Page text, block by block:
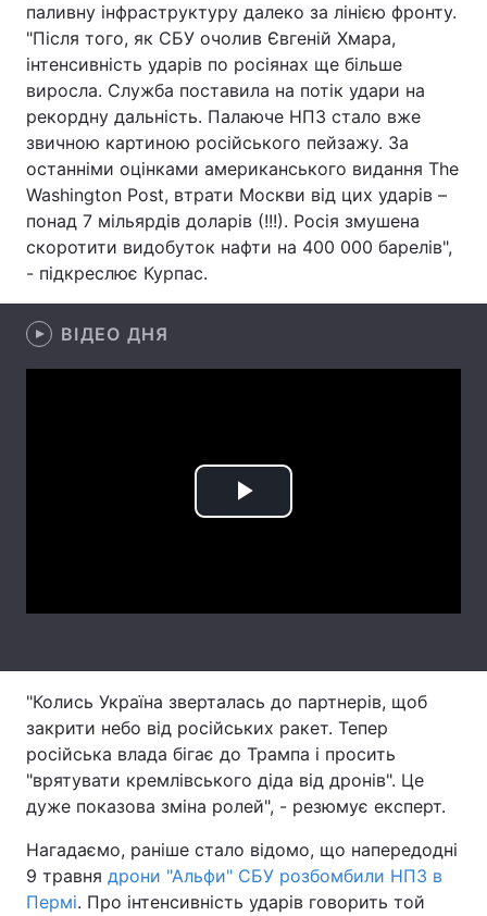
Контакти
Тема оформлення
паливну інфраструктуру далеко за лінією фронту.
"Після того, як СБУ очолив Євгеній Хмара,
інтенсивність ударів по росіянах ще більше
виросла. Служба поставила на потік удари на
рекордну дальність. Палаюче НПЗ стало вже
звичною картиною російського пейзажу. За
останніми оцінками американського видання The
Washington Post, втрати Москви від цих ударів –
понад 7 мільярдів доларів (!!!). Росія змушена
скоротити видобуток нафти на 400 000 барелів",
- підкреслює Курпас.
ВІДЕО ДНЯ
Play
"Колись Україна зверталась до партнерів, щоб
закрити небо від російських ракет. Тепер
російська влада бігає до Трампа і просить
"врятувати кремлівського діда від дронів". Це
дуже показова зміна ролей", - резюмує експерт.
Нагадаємо, раніше стало відомо, що напередодні
9 травня дрони "Альфи" СБУ розбомбили НПЗ в
Пермі. Про інтенсивність ударів говорить той